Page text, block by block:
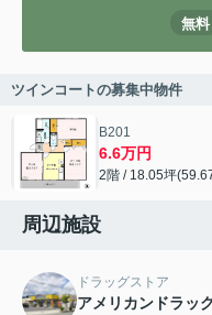
無料
ツインコートの募集中物件
B201
6.6万円
2階 / 18.05坪
周辺施設
ドラッグストア
アメリカンドラッ